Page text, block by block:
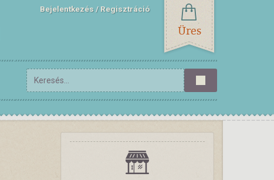
Bejelentkezés Regisztráció
Üres